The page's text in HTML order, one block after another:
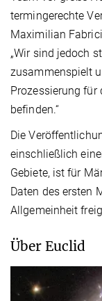
termingerechte
Maximilian
„Wir sind jedoch
zusammenspielt
Prozessierung für
befinden.“
Die
einschließlich
Gebiete, ist für
Daten des ersten
Allgemeinheit
Über Euclid